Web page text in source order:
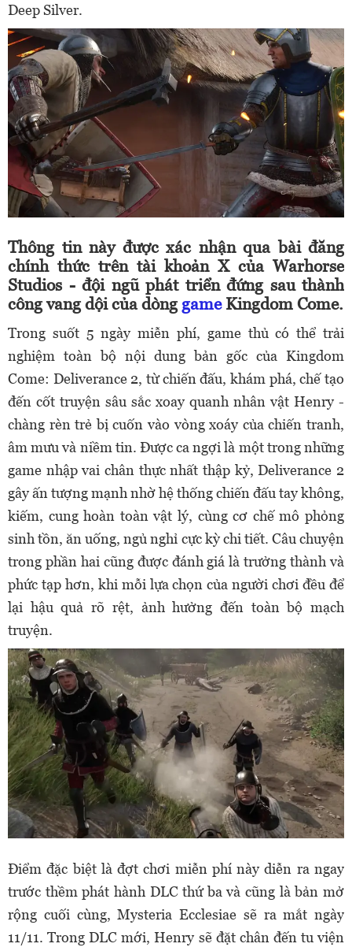
Deep Silver.
Thông tin này được xác nhận qua bài đăng
chính thức trên tài khoản X của Warhorse
Studios - đội ngũ phát triển đứng sau thành
công vang dội của dòng gameKingdom Come.
Trong suốt 5 ngày miễn phí, game thủ có thể trải
nghiệm toàn bộ nội dung bản gốc của Kingdom
Come: Deliverance 2, từ chiến đấu, khám phá, chế tạo
đến cốt truyện sâu sắc xoay quanh nhân vật Henry -
chàng rèn trẻ bị cuốn vào vòng xoáy của chiến tranh,
âm mưu và niềm tin. Được ca ngợi là một trong những
game nhập vai chân thực nhất thập kỷ, Deliverance 2
gây ấn tượng mạnh nhờ hệ thống chiến đấu tay không,
kiếm, cung hoàn toàn vật lý, cùng cơ chế mô phỏng
sinh tồn, ăn uống, ngủ nghỉ cực kỳ chi tiết. Câu chuyện
trong phần hai cũng được đánh giá là trưởng thành và
phức tạp hơn, khi mỗi lựa chọn của người chơi đều để
lại hậu quả rõ rệt, ảnh hưởng đến toàn bộ mạch
truyện.
Điểm đặc biệt là đợt chơi miễn phí này diễn ra ngay
trước thềm phát hành DLC thứ ba và cũng là bản mở
rộng cuối cùng, Mysteria Ecclesiae sẽ ra mắt ngày
11/11. Trong DLC mới, Henry sẽ đặt chân đến tu viện